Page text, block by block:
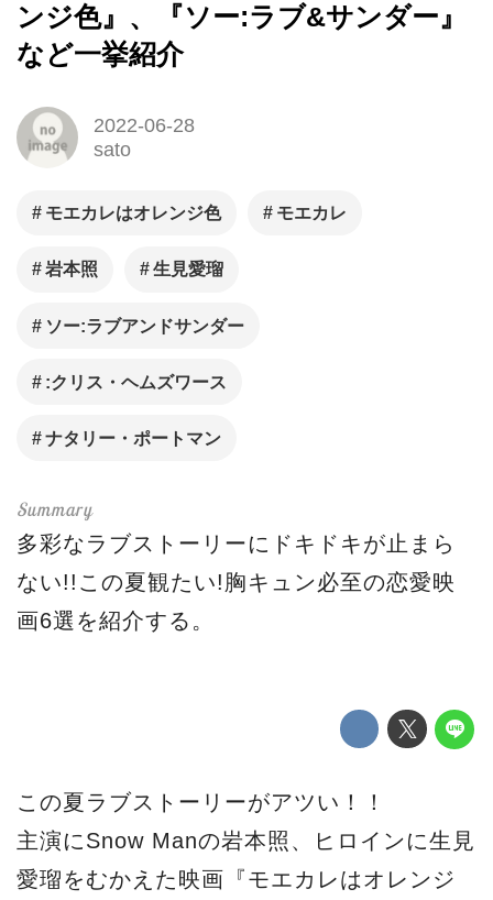
ンジ色』、『ソー:ラブ&サンダー』
など一挙紹介
2022-06-28
sato
モエカレはオレンジ色 モエカレ
岩本照 生見愛瑠
ソー:ラブアンドサンダー
:クリス・ヘムズワース
ナタリー・ポートマン
多彩なラブストーリーにドキドキが止まら
ない!!この夏観たい!胸キュン必至の恋愛映
画6選を紹介する。
この夏ラブストーリーがアツい！！
主演にSnow Manの岩本照、ヒロインに生見
愛瑠をむかえた映画『モエカレはオレンジ